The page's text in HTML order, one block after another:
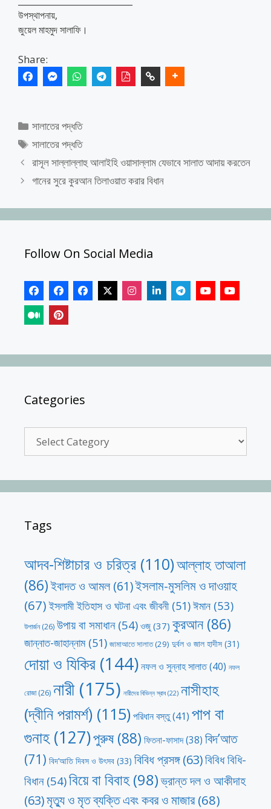
উপস্থাপনায়,
জুয়েল মাহমুদ সালাফি।
Share:
Categories
সালাতের পদ্ধতি
Tags
সালাতের পদ্ধতি
রাসূল সাল্লাল্লাহু আলাইহি ওয়াসাল্লাম যেভাবে সালাত আদায় করতেন
গানের সুরে কুরআন তিলাওয়াত করার বিধান
Follow On Social Media
Categories
Tags
আদব-শিষ্টাচার ও চরিত্র (110)আল্লাহ তাআলা
(86)ইবাদত ও আমল(61)ইসলাম-মুসলিম ও দাওয়াহ
(67) ইসলামী ইতিহাস ও ঘটনা এবং জীবনী(51)ঈমান (53)
উপার্জন(26) উপায় বা সমাধান(54) ওজু (37) কুরআন(86)
জান্নাত-জাহান্নাম(51) জামাআতে সালাত(29) দুর্বল ও জাল হাদীস (31)
দোয়া ও যিকির (144)নফল ও সুন্নাহ সালাত(40) নফল
রোজা(26) নারী(175) নারীদের বিভিন্ন স্রাব(22) নাসীহাহ
(দ্বীনি পরামর্শ) (115)পরিধান বস্তু(41) পাপ বা
গুনাহ(127)পুরুষ(88) ফিতনা-ফাসাদ(38) বিদ’আত
(71) বিদ’আতি দিবস ও উৎসব (33) বিবিধ প্রসঙ্গ(63)বিবিধ বিধি-
বিধান(54)বিয়ে বা বিবাহ (98)ভ্রান্ত দল ও আকীদাহ
(63)মৃত্যু ও মৃত ব্যক্তি এবং কবর ও মাজার(68)